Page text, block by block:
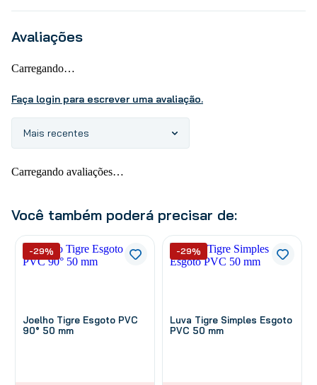
Avaliações
Carregando…
Faça login para escrever uma avaliação.
Mais recentes
Carregando avaliações…
Você também poderá precisar de:
Joelho Tigre Esgoto PVC
90° 50 mm
-29%
Luva Tigre Simples Esgoto
PVC 50 mm
-29%